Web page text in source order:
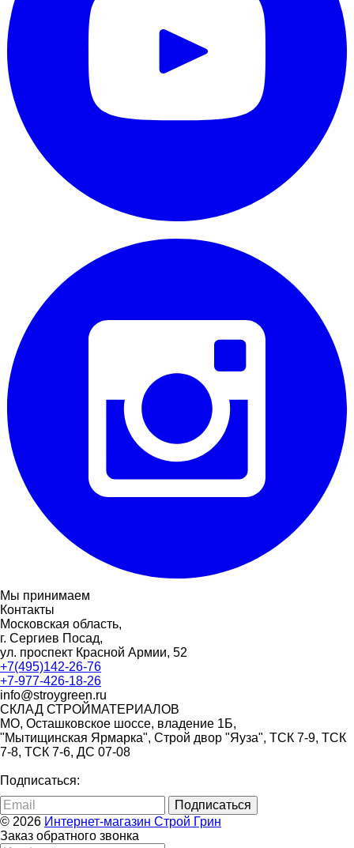
Мы принимаем
Контакты
Московская область,
г. Сергиев Посад,
ул. проспект Красной Армии, 52
+7(495)142-26-76
+7-977-426-18-26
info@stroygreen.ru
СКЛАД СТРОЙМАТЕРИАЛОВ
МО, Осташковское шоссе, владение 1Б,
"Мытищинская Ярмарка", Строй двор "Яуза", ТСК 7-9, ТСК
7-8, ТСК 7-6, ДС 07-08
Подписаться:
Подписаться
© 2026 Интернет-магазин Строй Грин
Заказ обратного звонка